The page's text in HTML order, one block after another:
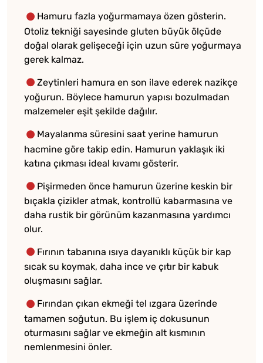
Hamuru fazla yoğurmamaya özen gösterin.
Otoliz tekniği sayesinde gluten büyük ölçüde
doğal olarak gelişeceği için uzun süre yoğurmaya
gerek kalmaz.
Zeytinleri hamura en son ilave ederek nazikçe
yoğurun. Böylece hamurun yapısı bozulmadan
malzemeler eşit şekilde dağılır.
Mayalanma süresini saat yerine hamurun
hacmine göre takip edin. Hamurun yaklaşık iki
katına çıkması ideal kıvamı gösterir.
Pişirmeden önce hamurun üzerine keskin bir
bıçakla çizikler atmak, kontrollü kabarmasına ve
daha rustik bir görünüm kazanmasına yardımcı
olur.
Fırının tabanına ısıya dayanıklı küçük bir kap
sıcak su koymak, daha ince ve çıtır bir kabuk
oluşmasını sağlar.
Fırından çıkan ekmeği tel ızgara üzerinde
tamamen soğutun. Bu işlem iç dokusunun
oturmasını sağlar ve ekmeğin alt kısmının
nemlenmesini önler.